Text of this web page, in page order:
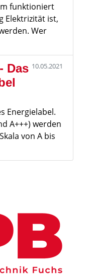
funktioniert
Elektrizität ist,
Wer
Das 10.05.2021
Energielabel.
A+++) werden
von A bis